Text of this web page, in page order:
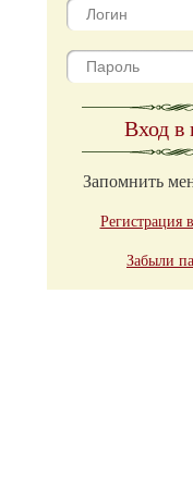
Вход в
Запомнить
Регистрация
Забыли